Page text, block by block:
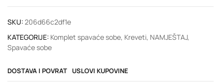
SKU: 206d66c2df1e
KATEGORIJE: Komplet spavaće sobe, Kreveti, NAMJEŠTAJ,
Spavaće sobe
DOSTAVA I POVRAT USLOVI KUPOVINE